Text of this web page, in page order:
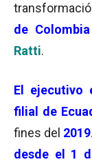
de Colombia
Ratti.
El ejecutivo
filial de
fines del 2019
desde el 1